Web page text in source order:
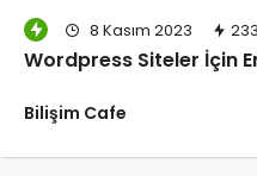
8 Kasım 2023
Wordpress Siteler İçin
Bilişim Cafe